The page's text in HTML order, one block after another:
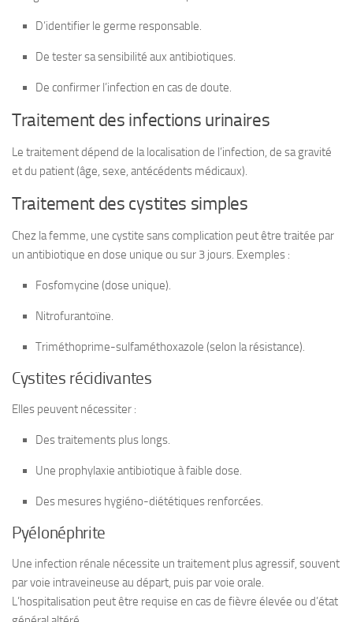
D’identifier le germe responsable.
De tester sa sensibilité aux antibiotiques.
De confirmer l’infection en cas de doute.
Traitement des infections urinaires
Le traitement dépend de la localisation de l’infection, de sa gravité
et du patient (âge, sexe, antécédents médicaux).
Traitement des cystites simples
Chez la femme, une cystite sans complication peut être traitée par
un antibiotique en dose unique ou sur 3 jours. Exemples :
Fosfomycine (dose unique).
Nitrofurantoïne.
Triméthoprime-sulfaméthoxazole (selon la résistance).
Cystites récidivantes
Elles peuvent nécessiter :
Des traitements plus longs.
Une prophylaxie antibiotique à faible dose.
Des mesures hygiéno-diététiques renforcées.
Pyélonéphrite
Une infection rénale nécessite un traitement plus agressif, souvent
par voie intraveineuse au départ, puis par voie orale.
L’hospitalisation peut être requise en cas de fièvre élevée ou d’état